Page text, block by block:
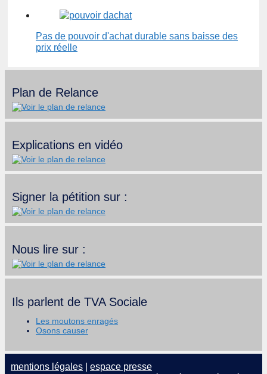
Pas de pouvoir d'achat durable sans baisse des
prix réelle
Plan de Relance
Explications en vidéo
Signer la pétition sur :
Nous lire sur :
Ils parlent de TVA Sociale
Les moutons enragés
Osons causer
mentions légales
espace presse